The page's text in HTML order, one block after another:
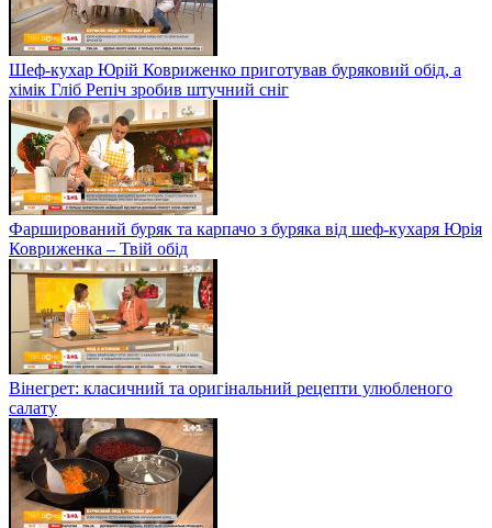
Шеф-кухар Юрій Ковриженко приготував буряковий обід, а
хімік Гліб Репіч зробив штучний сніг
Фарширований буряк та карпачо з буряка від шеф-кухаря Юрія
Ковриженка – Твій обід
Вінегрет: класичний та оригінальний рецепти улюбленого
салату